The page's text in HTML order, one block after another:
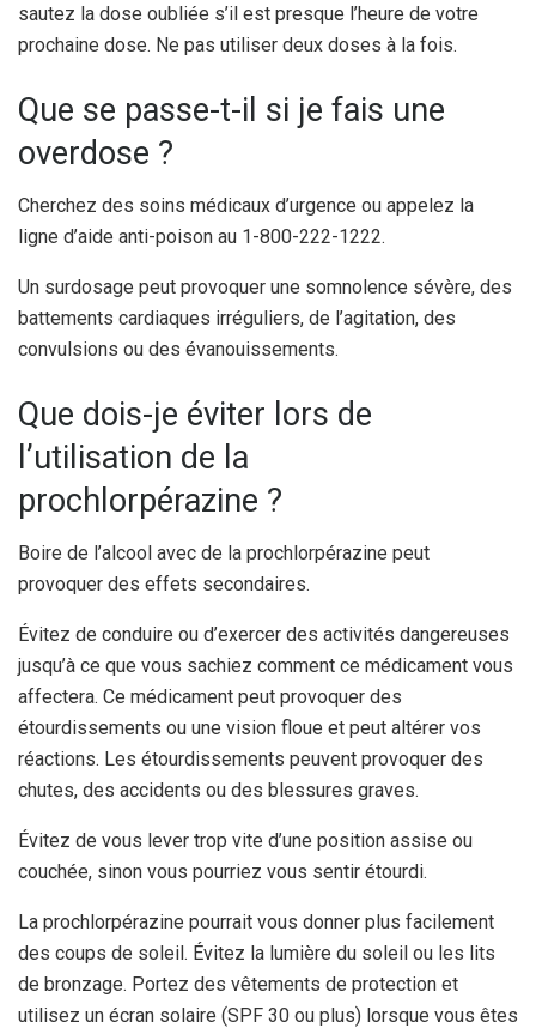
sautez la dose oubliée s’il est presque l’heure de votre
prochaine dose. Ne pas utiliser deux doses à la fois.
Que se passe-t-il si je fais une
overdose ?
Cherchez des soins médicaux d’urgence ou appelez la
ligne d’aide anti-poison au 1-800-222-1222.
Un surdosage peut provoquer une somnolence sévère, des
battements cardiaques irréguliers, de l’agitation, des
convulsions ou des évanouissements.
Que dois-je éviter lors de
l’utilisation de la
prochlorpérazine ?
Boire de l’alcool avec de la prochlorpérazine peut
provoquer des effets secondaires.
Évitez de conduire ou d’exercer des activités dangereuses
jusqu’à ce que vous sachiez comment ce médicament vous
affectera. Ce médicament peut provoquer des
étourdissements ou une vision floue et peut altérer vos
réactions. Les étourdissements peuvent provoquer des
chutes, des accidents ou des blessures graves.
Évitez de vous lever trop vite d’une position assise ou
couchée, sinon vous pourriez vous sentir étourdi.
La prochlorpérazine pourrait vous donner plus facilement
des coups de soleil. Évitez la lumière du soleil ou les lits
de bronzage. Portez des vêtements de protection et
utilisez un écran solaire (SPF 30 ou plus) lorsque vous êtes